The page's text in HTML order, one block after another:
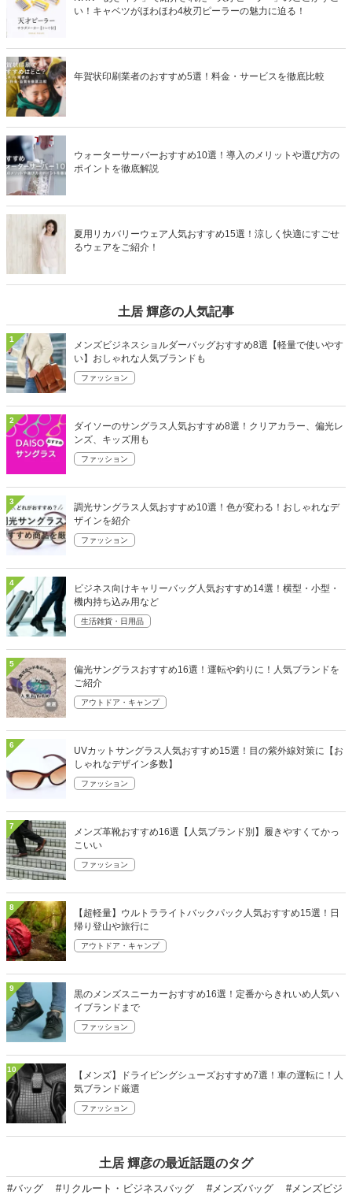
い！キャベツがほわほわ4枚刃ピーラーの魅力に迫る！
年賀状印刷業者のおすすめ5選！料金・サービスを徹底比較
ウォーターサーバーおすすめ10選！導入のメリットや選び方の
ポイントを徹底解説
夏用リカバリーウェア人気おすすめ15選！涼しく快適にすごせ
るウェアをご紹介！
土居 輝彦の人気記事
1
メンズビジネスショルダーバッグおすすめ8選【軽量で使いやす
い】おしゃれな人気ブランドも
ファッション
2
ダイソーのサングラス人気おすすめ8選！クリアカラー、偏光レ
ンズ、キッズ用も
ファッション
3
調光サングラス人気おすすめ10選！色が変わる！おしゃれなデ
ザインを紹介
ファッション
4
ビジネス向けキャリーバッグ人気おすすめ14選！横型・小型・
機内持ち込み用など
生活雑貨・日用品
5
偏光サングラスおすすめ16選！運転や釣りに！人気ブランドを
ご紹介
アウトドア・キャンプ
6
UVカットサングラス人気おすすめ15選！目の紫外線対策に【お
しゃれなデザイン多数】
ファッション
7
メンズ革靴おすすめ16選【人気ブランド別】履きやすくてかっ
こいい
ファッション
8
【超軽量】ウルトラライトバックパック人気おすすめ15選！日
帰り登山や旅行に
アウトドア・キャンプ
9
黒のメンズスニーカーおすすめ16選！定番からきれいめ人気ハ
イブランドまで
ファッション
10
【メンズ】ドライビングシューズおすすめ7選！車の運転に！人
気ブランド厳選
ファッション
土居 輝彦の最近話題のタグ
#バッグ #リクルート・ビジネスバッグ #メンズバッグ
#メンズビジ